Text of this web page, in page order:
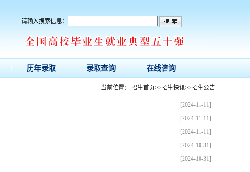
请输入搜索信息：
历年录取 录取查询 在线咨询
当前位置： 招生首页>>招生快讯>>招生公告
[2024-11-11]
[2024-11-11]
[2024-11-11]
[2024-10-31]
[2024-10-31]